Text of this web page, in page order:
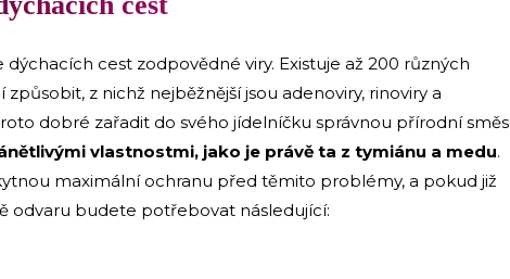
cest zodpovědné viry. Existuje až 200 různých
z nichž nejběžnější jsou adenoviry, rinoviry a
dobré zařadit do svého jídelníčku správnou přírodní směs
vlastnostmi, jako je právě ta z tymiánu a medu.
maximální ochranu před těmito problémy, a pokud již
odvaru budete potřebovat následující: